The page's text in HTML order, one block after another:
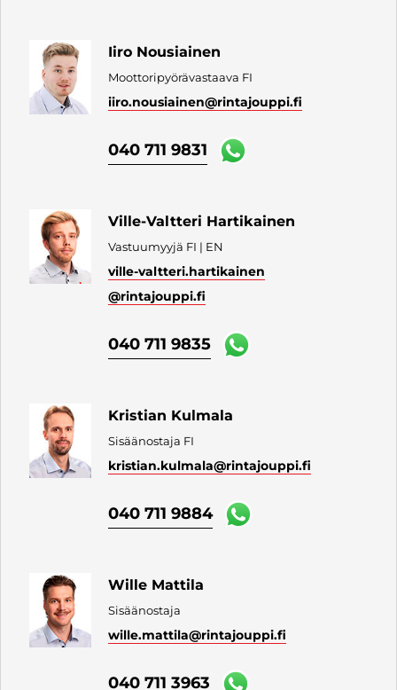
Iiro Nousiainen
Moottoripyörävastaava FI
iiro.nousiainen@rintajouppi.fi
040 711 9831
Ville-Valtteri Hartikainen
Vastuumyyjä FI | EN
ville-valtteri.hartikainen
@rintajouppi.fi
040 711 9835
Kristian Kulmala
Sisäänostaja FI
kristian.kulmala@rintajouppi.fi
040 711 9884
Wille Mattila
Sisäänostaja
wille.mattila@rintajouppi.fi
040 711 3963